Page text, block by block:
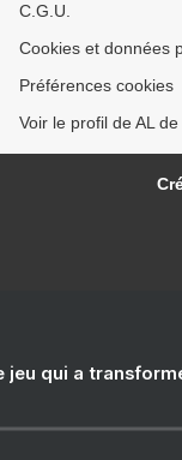
C.G.U.
Cookies et données
Préférences cookies
Voir le profil de AL
jeu qui a